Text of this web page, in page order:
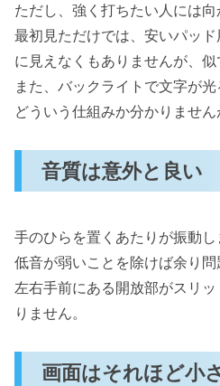
ただし、強く打ちたい人には向
最初見ただけでは、安いパッ
に見えなくもありませんが、似
また、バックライトで文字が光
どういう仕組みか分かりません
音質は意外と良い
手のひらを置くあたりが振動し
低音が弱いことを除けば余り問
左右手前にある開放部がスリ
りません。
画面はそれほど小